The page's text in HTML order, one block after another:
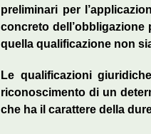
preliminari per
concreto
quella qualificazione non
Le qualificazioni
riconoscimento di un
che ha il carattere della